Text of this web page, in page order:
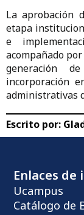
La aprobación
etapa
e
acompañado
generación
incorporación
administrativas
Escrito por:
Enlaces de
Ucampus
Catálogo de